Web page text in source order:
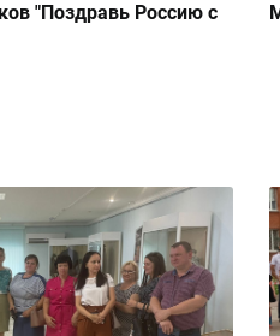
"Поздравь Россию с